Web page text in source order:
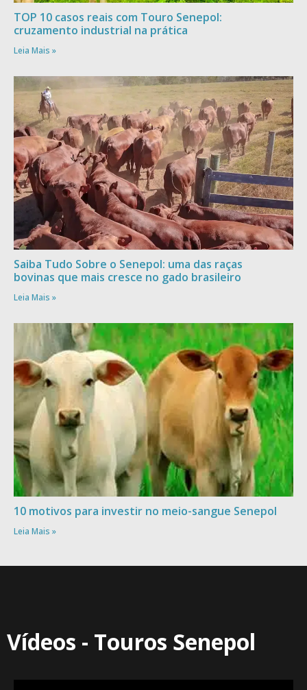
TOP 10 casos reais com Touro Senepol:
cruzamento industrial na prática
Leia Mais »
Saiba Tudo Sobre o Senepol: uma das raças
bovinas que mais cresce no gado brasileiro
Leia Mais »
10 motivos para investir no meio-sangue Senepol
Leia Mais »
Vídeos - Touros Senepol